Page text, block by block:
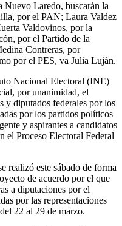
Nuevo Laredo, buscarán la
por el PAN; Laura Valdez
Valdovinos, por la
por el Partido de la
Contreras, por
por el PES, va Julia Luján.
Nacional Electoral (INE)
por unanimidad, el
y diputados federales por los
por los partidos políticos
y aspirantes a candidatos
el Proceso Electoral Federal
realizó este sábado de forma
de acuerdo por el que
a diputaciones por el
por las representaciones
22 al 29 de marzo.